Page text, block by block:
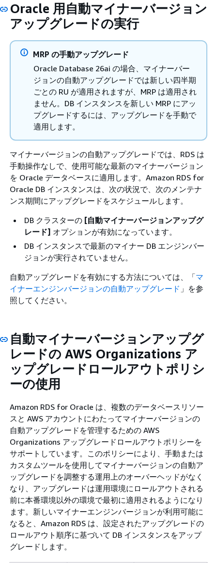
Oracle 用自動マイナーバージョン
アップグレードの実行
MRP の手動アップグレード
Oracle Database 26ai の場合、マイナーバー
ジョンの自動アップグレードでは新しい四半期
ごとの RU が適用されますが、MRP は適用され
ません。DB インスタンスを新しい MRP にアッ
プグレードするには、アップグレードを手動で
適用します。
マイナーバージョンの自動アップグレードでは、RDS は
手動操作なしで、使用可能な最新のマイナーバージョン
を Oracle データベースに適用します。Amazon RDS for
Oracle DB インスタンスは、次の状況で、次のメンテナ
ンス期間にアップグレードをスケジュールします。
DB クラスターの [自動マイナーバージョンアップグ
レード] オプションが有効になっています。
DB インスタンスで最新のマイナー DB エンジンバー
ジョンが実行されていません。
自動アップグレードを有効にする方法については、「マ
イナーエンジンバージョンの自動アップグレード 」を参
照してください。
自動マイナーバージョンアップグ
レードの AWS Organizations ア
ップグレードロールアウトポリシ
ーの使用
Amazon RDS for Oracle は、複数のデータベースリソー
スと AWS アカウントにわたってマイナーバージョンの
自動アップグレードを管理するための AWS
Organizations アップグレードロールアウトポリシーを
サポートしています。このポリシーにより、手動または
カスタムツールを使用してマイナーバージョンの自動ア
ップグレードを調整する運用上のオーバーヘッドがなく
なり、アップグレードは運用環境にロールアウトされる
前に本番環境以外の環境で最初に適用されるようになり
ます。新しいマイナーエンジンバージョンが利用可能に
なると、Amazon RDS は、設定されたアップグレードの
ロールアウト順序に基づいて DB インスタンスをアップ
グレードします。